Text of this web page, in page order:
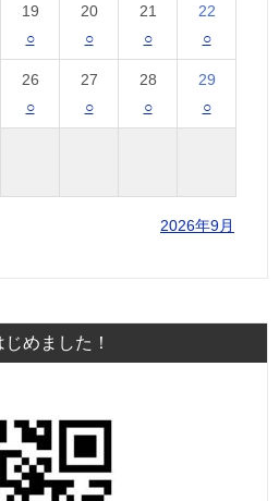
19
○
20
○
21
○
22
○
26
○
27
○
28
○
29
○
2026年9月
めました！